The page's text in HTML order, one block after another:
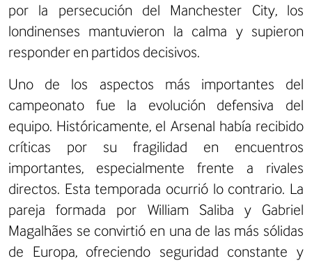
por la persecución del Manchester City, los
londinenses mantuvieron la calma y supieron
responder en partidos decisivos.
Uno de los aspectos más importantes del
campeonato fue la evolución defensiva del
equipo. Históricamente, el Arsenal había recibido
críticas por su fragilidad en encuentros
importantes, especialmente frente a rivales
directos. Esta temporada ocurrió lo contrario. La
pareja formada por William Saliba y Gabriel
Magalhães se convirtió en una de las más sólidas
de Europa, ofreciendo seguridad constante y